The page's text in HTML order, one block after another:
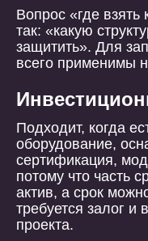
Вопрос «где взять
так: «какую
защитить». Для
всего применимы
Подходит, когда
оборудование,
сертификация,
потому что часть
актив, а срок
требуется залог
проекта.